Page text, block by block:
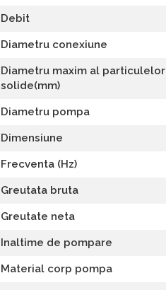
Debit
Diametru conexiune
Diametru maxim al particulelor
solide(mm)
Diametru pompa
Dimensiune
Frecventa (Hz)
Greutata bruta
Greutate neta
Inaltime de pompare
Material corp pompa